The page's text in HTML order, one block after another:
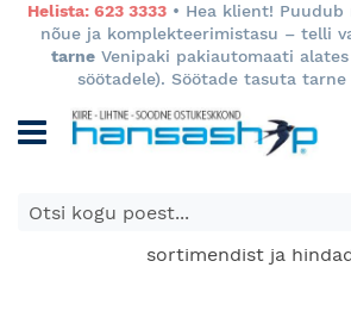
Helista: 623 3333• Hea klient! Puudub
nõue ja komplekteerimistasu – telli
tarne Venipaki pakiautomaati
söötadele). Söötade tasuta
E-poes kuvatavad toodete hinnad
poes ja võivad erineda Keila ja
sortimendist ja